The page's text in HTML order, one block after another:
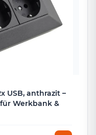
USB, anthrazit –
für Werkbank &